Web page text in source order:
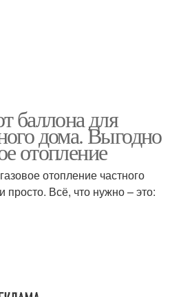
баллона для
дома. Выгодно
отопление
отопление частного
просто. Всё, что нужно – это: